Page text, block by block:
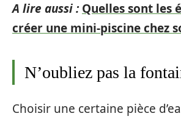
A lire aussi : Quelles sont les
créer une mini-piscine chez
N’oubliez pas la
Choisir une certaine pièce